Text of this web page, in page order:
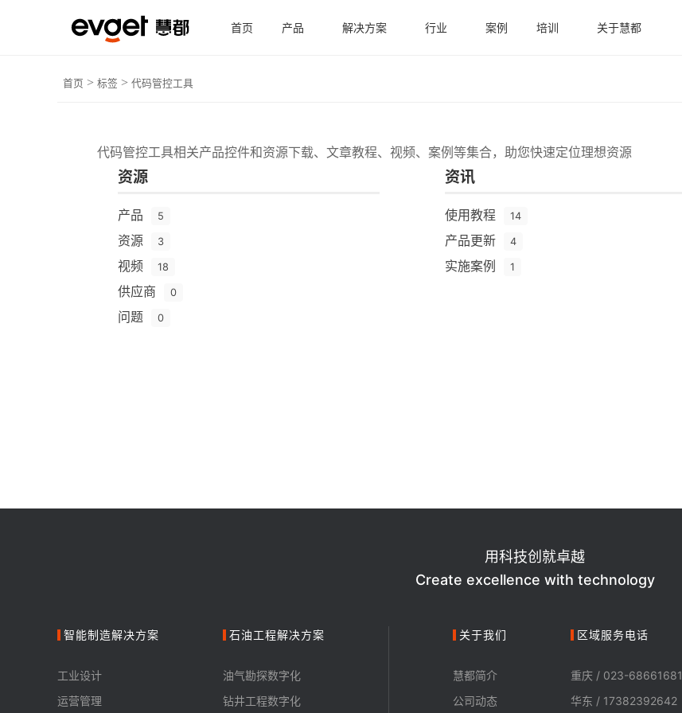
首页 产品 解决方案 行业 案例 培训 关于慧都
首页 > 标签 > 代码管控工具
代码管控工具相关产品控件和资源下载、文章教程、视频、案例等集合，助您快速定位理想资源
资源
产品 5
资源 3
视频 18
供应商 0
问题 0
资讯
使用教程 14
产品更新 4
实施案例 1
用科技创就卓越
Create excellence with technology
智能制造解决方案
工业设计
运营管理
石油工程解决方案
油气勘探数字化
钻井工程数字化
关于我们
慧都简介
公司动态
区域服务电话
重庆 / 023-68661681
华东 / 17382392642